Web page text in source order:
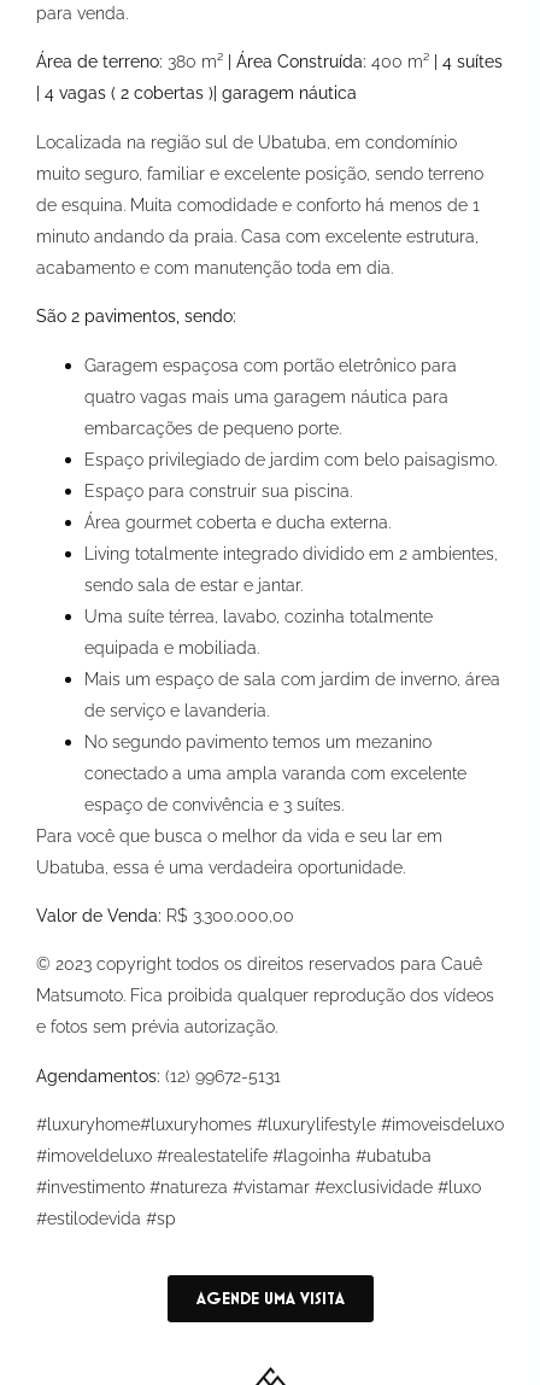
para venda.
Área de terreno: 380 m² | Área Construída: 400 m² | 4 suítes
| 4 vagas ( 2 cobertas )| garagem náutica
Localizada na região sul de Ubatuba, em condomínio
muito seguro, familiar e excelente posição, sendo terreno
de esquina. Muita comodidade e conforto há menos de 1
minuto andando da praia. Casa com excelente estrutura,
acabamento e com manutenção toda em dia.
São 2 pavimentos, sendo:
Garagem espaçosa com portão eletrônico para
quatro vagas mais uma garagem náutica para
embarcações de pequeno porte.
Espaço privilegiado de jardim com belo paisagismo.
Espaço para construir sua piscina.
Área gourmet coberta e ducha externa.
Living totalmente integrado dividido em 2 ambientes,
sendo sala de estar e jantar.
Uma suíte térrea, lavabo, cozinha totalmente
equipada e mobiliada.
Mais um espaço de sala com jardim de inverno, área
de serviço e lavanderia.
No segundo pavimento temos um mezanino
conectado a uma ampla varanda com excelente
espaço de convivência e 3 suítes.
Para você que busca o melhor da vida e seu lar em
Ubatuba, essa é uma verdadeira oportunidade.
Valor de Venda: R$ 3.300.000,00
© 2023 copyright todos os direitos reservados para Cauê
Matsumoto. Fica proibida qualquer reprodução dos vídeos
e fotos sem prévia autorização.
Agendamentos: (12) 99672-5131
#luxuryhome#luxuryhomes #luxurylifestyle #imoveisdeluxo
#imoveldeluxo #realestatelife #lagoinha #ubatuba
#investimento #natureza #vistamar #exclusividade #luxo
#estilodevida #sp
AGENDE UMA VISITA